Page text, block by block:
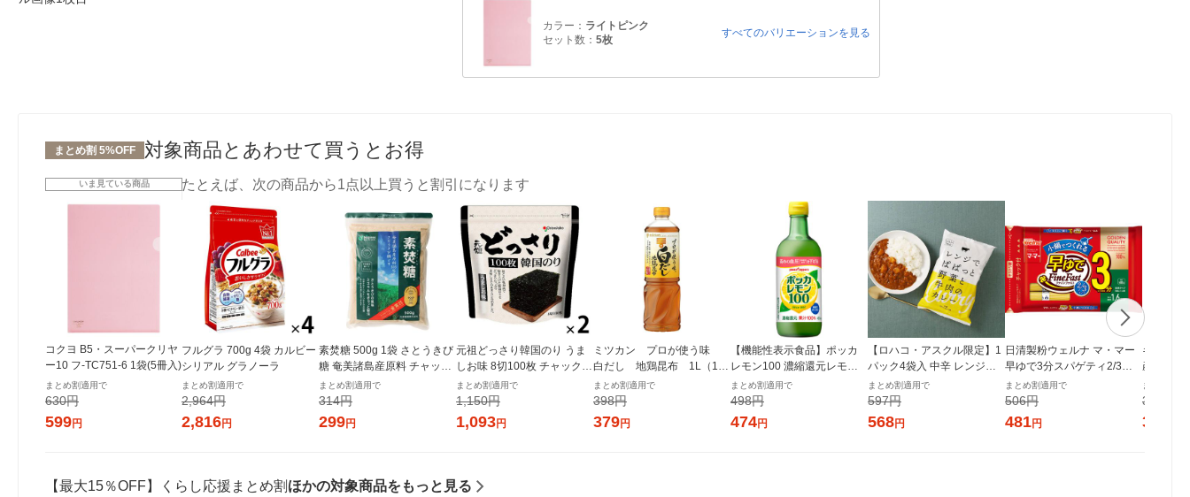
カラー： ライトピンク
セット数： 5枚
すべてのバリエーションを見る
まとめ割 5%OFF 対象商品とあわせて買うとお得
いま見ている商品
コクヨ B5・スーパークリヤ
ー10 フ-TC751-6 1袋(5冊入)
まとめ割適用で
630円
599円
たとえば、次の商品から1点以上買うと割引になります
フルグラ 700g 4袋 カルビー
シリアル グラノーラ
まとめ割適用で
2,964円
2,816円
素焚糖 500g 1袋 さとうきび
糖 奄美諸島産原料 チャック
まとめ割適用で
314円
299円
元祖どっさり韓国のり うま
しお味 8切100枚 チャック付
き 1セット（1個×2）オリオ
ンジャコー
まとめ割適用で
1,150円
1,093円
ミツカン プロが使う味
白だし 地鶏昆布 1L（100
0ml） 1本
まとめ割適用で
398円
379円
【機能性表示食品】ポッカ
レモン100 濃縮還元レモン
果汁100％ 450ml 1個 ポ
ッカサッポロ
まとめ割適用で
498円
474円
【ロハコ・アスクル限定】1
パック4袋入 中辛 レンジで
ぱぱっと野菜と牛肉のカレ
ー 180g 1個 オリジナル レト
ルト（イチオシ） オリジナ
ル
まとめ割適用で
597円
568円
日清製粉ウェルナ マ・マー
早ゆで3分スパゲティ2/3サ
イズ1.6mm チャック付結束
タイプ （400g） ×1個
まとめ割適用で
506円
481円
キッコー
産米こだ
清酒
使用 食
まとめ割適
380円
361
【最大15％OFF】くらし応援まとめ割 ほかの対象商品をもっと見る